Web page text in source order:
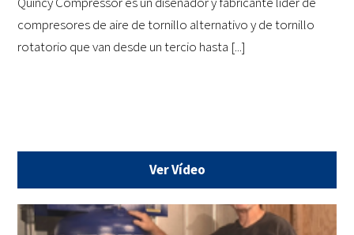
compresores de aire de tornillo alternativo y de tornillo
rotatorio que van desde un tercio hasta [...]
Ver Vídeo